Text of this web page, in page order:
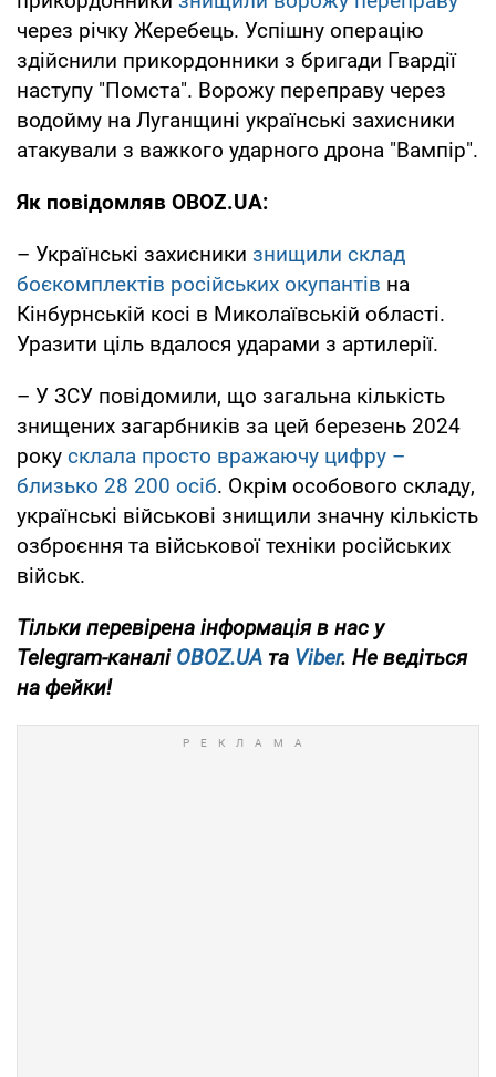
через річку Жеребець. Успішну операцію
здійснили прикордонники з бригади Гвардії
наступу "Помста". Ворожу переправу через
водойму на Луганщині українські захисники
атакували з важкого ударного дрона "Вампір".
Як повідомляв OBOZ.UA:
– Українські захисники знищили склад
боєкомплектів російських окупантів на
Кінбурнській косі в Миколаївській області.
Уразити ціль вдалося ударами з артилерії.
– У ЗСУ повідомили, що загальна кількість
знищених загарбників за цей березень 2024
року склала просто вражаючу цифру –
близько 28 200 осіб. Окрім особового складу,
українські військові знищили значну кількість
озброєння та військової техніки російських
військ.
Тільки перевірена інформація в нас у
Telegram-каналі OBOZ.UA та Viber. Не ведіться
на фейки!